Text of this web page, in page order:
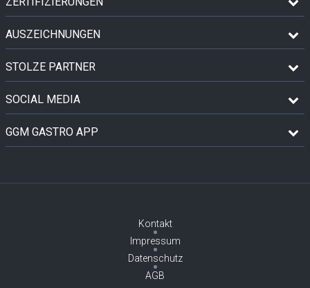
AUSZEICHNUNGEN
STOLZE PARTNER
SOCIAL MEDIA
GGM GASTRO APP
Kontakt
Impressum
Datenschutz
AGB